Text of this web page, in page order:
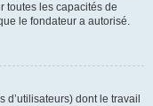
toutes les capacités de
le fondateur a autorisé.
dont le travail